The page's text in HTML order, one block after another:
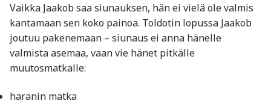
Vaikka Jaakob saa siunauksen, hän ei vielä ole valmis
kantamaan sen koko painoa. Toldotin lopussa Jaakob
joutuu pakenemaan – siunaus ei anna hänelle
valmista asemaa, vaan vie hänet pitkälle
muutosmatkalle:
haranin matka